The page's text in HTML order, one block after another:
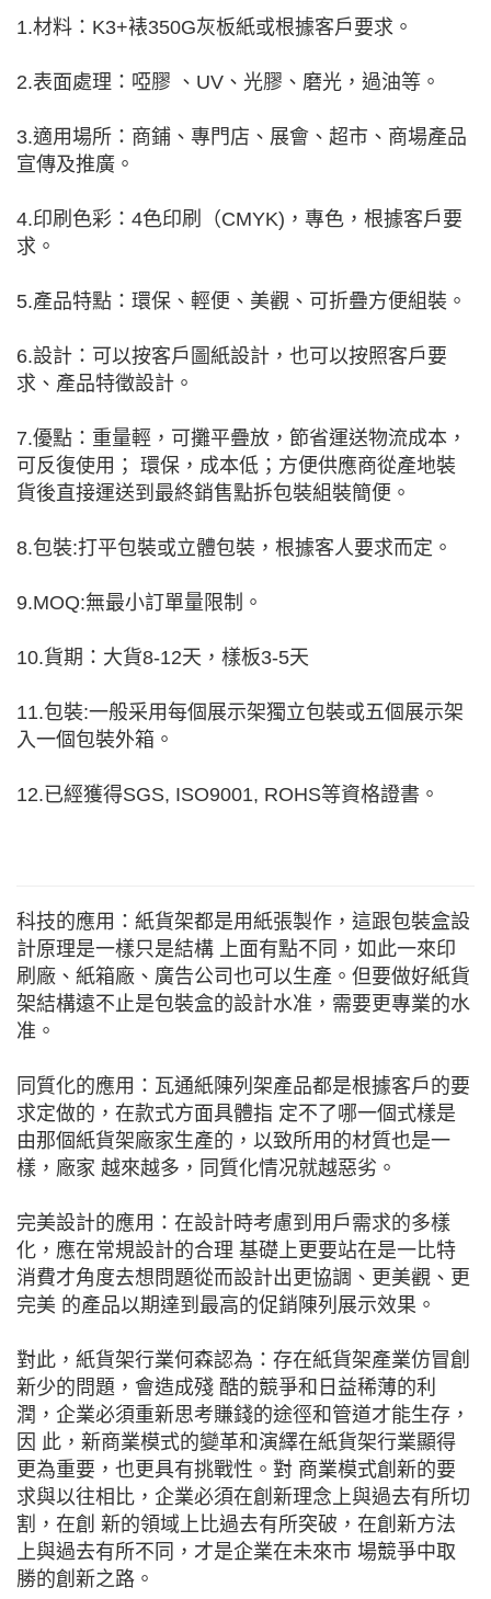
1.材料：K3+裱350G灰板紙或根據客戶要求。
2.表面處理：啞膠 、UV、光膠、磨光，過油等。
3.適用場所：商鋪、專門店、展會、超市、商場產品
宣傳及推廣。
4.印刷色彩：4色印刷（CMYK)，專色，根據客戶要
求。
5.產品特點：環保、輕便、美觀、可折疊方便組裝。
6.設計：可以按客戶圖紙設計，也可以按照客戶要
求、產品特徵設計。
7.優點：重量輕，可攤平疊放，節省運送物流成本，
可反復使用； 環保，成本低；方便供應商從產地裝
貨後直接運送到最終銷售點拆包裝組裝簡便。
8.包裝:打平包裝或立體包裝，根據客人要求而定。
9.MOQ:無最小訂單量限制。
10.貨期：大貨8-12天，樣板3-5天
11.包裝:一般采用每個展示架獨立包裝或五個展示架
入一個包裝外箱。
12.已經獲得SGS, ISO9001, ROHS等資格證書。
科技的應用：紙貨架都是用紙張製作，這跟包裝盒設
計原理是一樣只是結構 上面有點不同，如此一來印
刷廠、紙箱廠、廣告公司也可以生產。但要做好紙貨
架結構遠不止是包裝盒的設計水准，需要更專業的水
准。
同質化的應用：瓦通紙陳列架產品都是根據客戶的要
求定做的，在款式方面具體指 定不了哪一個式樣是
由那個紙貨架廠家生產的，以致所用的材質也是一
樣，廠家 越來越多，同質化情况就越惡劣。
完美設計的應用：在設計時考慮到用戶需求的多樣
化，應在常規設計的合理 基礎上更要站在是一比特
消費才角度去想問題從而設計出更協調、更美觀、更
完美 的產品以期達到最高的促銷陳列展示效果。
對此，紙貨架行業何森認為：存在紙貨架產業仿冒創
新少的問題，會造成殘 酷的競爭和日益稀薄的利
潤，企業必須重新思考賺錢的途徑和管道才能生存，
因 此，新商業模式的變革和演繹在紙貨架行業顯得
更為重要，也更具有挑戰性。對 商業模式創新的要
求與以往相比，企業必須在創新理念上與過去有所切
割，在創 新的領域上比過去有所突破，在創新方法
上與過去有所不同，才是企業在未來市 場競爭中取
勝的創新之路。